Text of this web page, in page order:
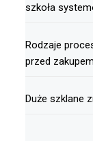
szkoła
Rodzaje
przed
Duże szklane